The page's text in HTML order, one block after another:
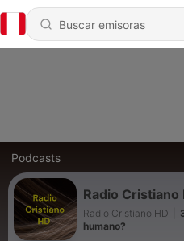
Podcasts
Radio Cristiano
Radio Cristiano HD
humano?